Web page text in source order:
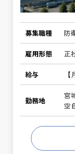
募集職種 防
雇用形態 正
給与
勤務地
宮
空